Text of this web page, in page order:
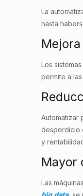
La
hasta
Los
permite a
Automatizar
desperdicio
y
Mayor
Las